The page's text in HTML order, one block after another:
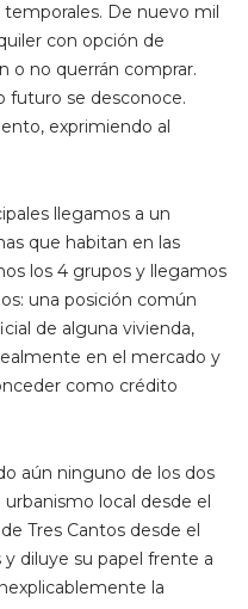
De nuevo mil
con opción de
o no querrán comprar.
futuro se desconoce.
exprimiendo al
llegamos a un
que habitan en las
los 4 grupos y llegamos
una posición común
de alguna vivienda,
en el mercado y
como crédito
aún ninguno de los dos
local desde el
Tres Cantos desde el
diluye su papel frente a
la